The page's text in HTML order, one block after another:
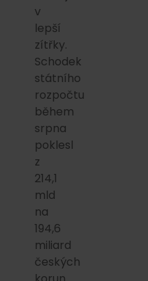
v
lepší
zítřky.
Schodek
státního
rozpočtu
během
srpna
poklesl
z
214,1
mld
na
194,6
miliard
českých